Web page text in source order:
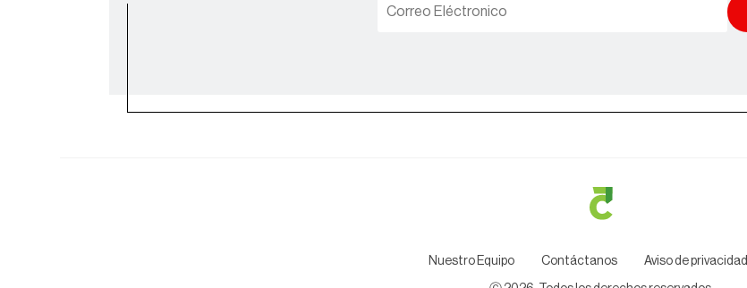
Nuestro Equipo Contáctanos Aviso de privacidad